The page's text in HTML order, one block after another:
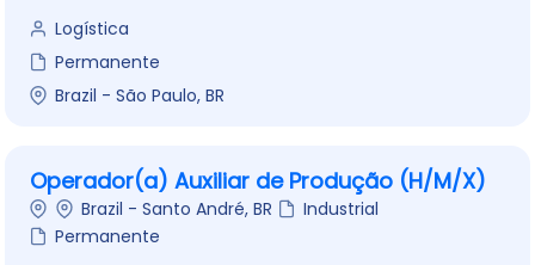
Brazil - São Paulo, BR
Logística
Permanente
Operador(a) Auxiliar de Produção (H/M/X)
Brazil - Santo André, BR
Industrial
Permanente